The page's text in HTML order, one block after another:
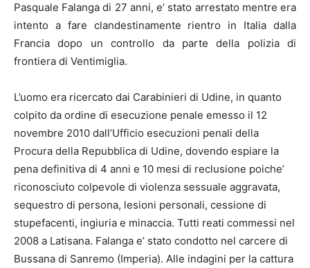
Pasquale Falanga di 27 anni, e’ stato arrestato mentre era
intento a fare clandestinamente rientro in Italia dalla
Francia dopo un controllo da parte della polizia di
frontiera di Ventimiglia.
L’uomo era ricercato dai Carabinieri di Udine, in quanto
colpito da ordine di esecuzione penale emesso il 12
novembre 2010 dall’Ufficio esecuzioni penali della
Procura della Repubblica di Udine, dovendo espiare la
pena definitiva di 4 anni e 10 mesi di reclusione poiche’
riconosciuto colpevole di violenza sessuale aggravata,
sequestro di persona, lesioni personali, cessione di
stupefacenti, ingiuria e minaccia. Tutti reati commessi nel
2008 a Latisana. Falanga e’ stato condotto nel carcere di
Bussana di Sanremo (Imperia). Alle indagini per la cattura